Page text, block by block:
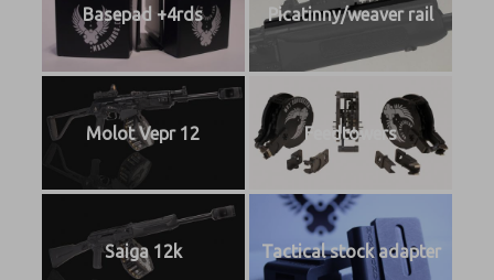
Basepad +4rds Picatinny/weaver rail
Molot Vepr 12 Feedtowers
Saiga 12k Tactical stock adapter